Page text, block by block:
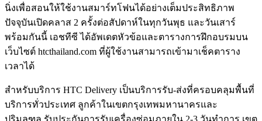
นิ่งเพื่อสอนให้ใช้งานสมาร์ทโฟนได้อย่างเต็มประสิทธิภาพ
ปัจจุบันเปิดคลาส 2 ครั้งต่อสัปดาห์ในทุกวันพุธ และวันเสาร์
พร้อมกันนี้ เอชทีซี ได้อัพเดตหัวข้อและตารางการฝึกอบรมบน
เว็บไซต์ htcthailand.com ที่ผู้ใช้งานสามารถเข้ามาเช็คตาราง
เวลาได้
สำหรับบริการ HTC Delivery เป็นบริการรับ-ส่งที่ครอบคลุมพื้นที่
บริการทั่วประเทศ ลูกค้าในเขตกรุงเทพมหานาครและ
ปริมลฑล รับประกันการรับเครื่องซ่อมภายใน 2-3 วันทำการ เขต